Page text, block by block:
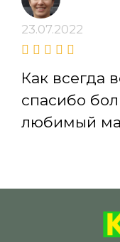
23.07.2022
Как всегда
спасибо
любимый